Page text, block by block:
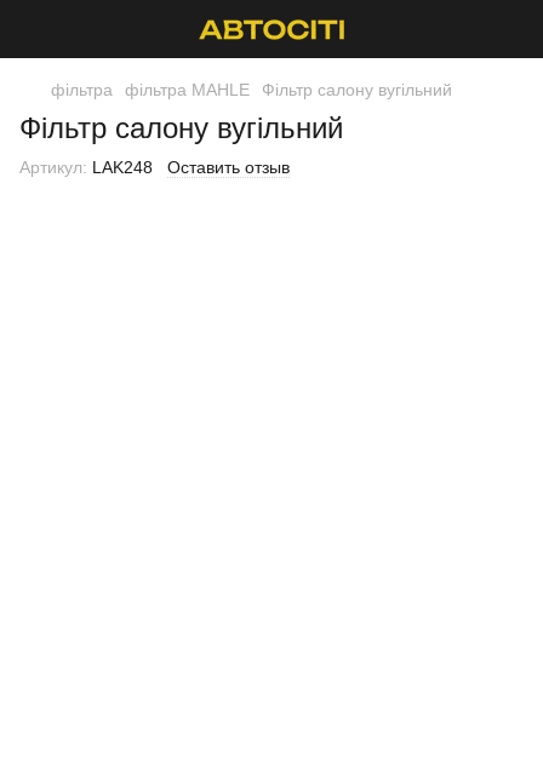
фільтра фільтра MAHLE Фільтр салону вугільний
Фільтр салону вугільний
Артикул: LAK248 Оставить отзыв